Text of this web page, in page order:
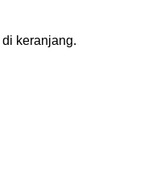
keranjang.